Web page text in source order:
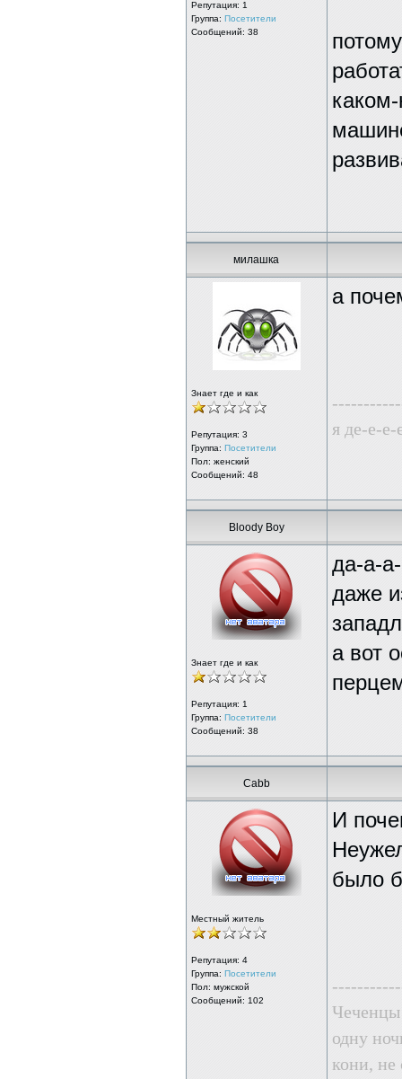
Репутация: 1
Группа: Посетители
Сообщений: 38
каком-
милашка
Знает где и как
Репутация: 3
Группа: Посетители
Пол: женский
Сообщений: 48
а
я де-е-
Bloody Boy
Знает где и как
Репутация: 1
Группа: Посетители
Сообщений: 38
да-а-
даже
а вот
Cabb
Местный житель
Репутация: 4
Группа: Посетители
Пол: мужской
Сообщений: 102
И
было
Чеченцы
одну
кони, не